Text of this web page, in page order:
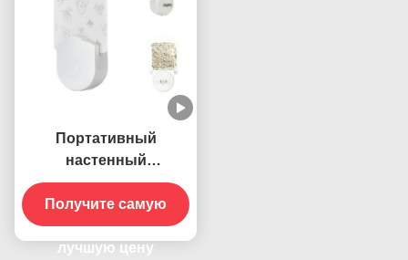
Портативный
настенный
электрический 395 НМ
УФ Убийца комаров
Лампа для летающих
насекомых Убийца
Получите самую
лучшую цену